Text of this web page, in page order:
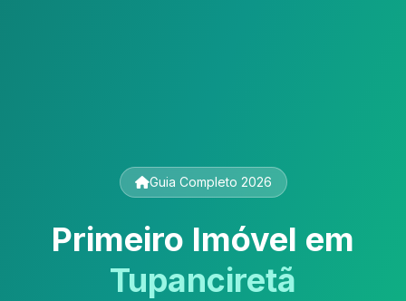
Guia Completo 2026
Primeiro Imóvel em
Tupanciretã